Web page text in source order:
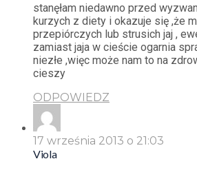
stanęłam niedawno przed
kurzych z diety i okazuje się ,że
przepiórczych lub strusich jaj ,
zamiast jaja w cieście ogarnia
niezłe ,więc może nam to na
cieszy
ODPOWIEDZ
17 września 2013 o 21:03
Viola